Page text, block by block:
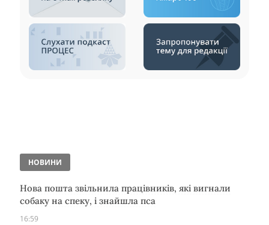
НОВИНИ
Нова пошта звільнила працівників, які вигнали
собаку на спеку, і знайшла пса
16:59